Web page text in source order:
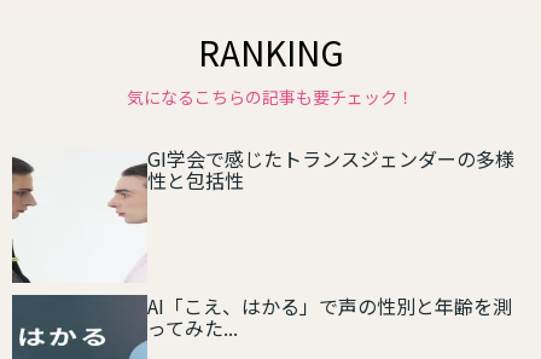
RANKING
気になるこちらの記事も要チェック！
GI学会で感じたトランスジェンダーの多様
性と包括性
AI「こえ、はかる」で声の性別と年齢を測
ってみた...